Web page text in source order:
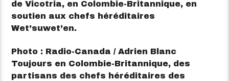
de Vicotria, en Colombie-Britannique, en
soutien aux chefs héréditaires
Wet’suwet’en.
Photo : Radio-Canada / Adrien Blanc
Toujours en Colombie-Britannique, des
partisans des chefs héréditaires des